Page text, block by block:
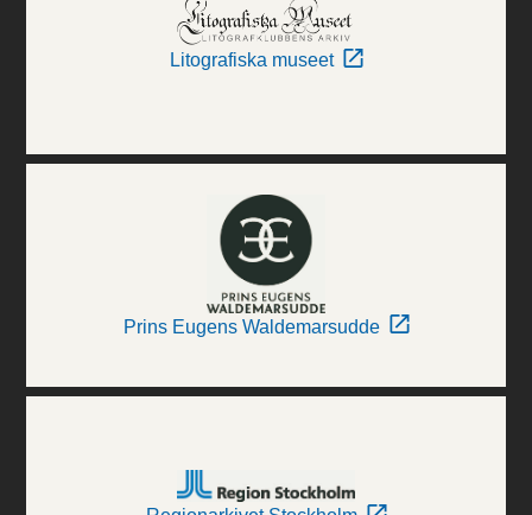
Litografiska museet
Prins Eugens Waldemarsudde